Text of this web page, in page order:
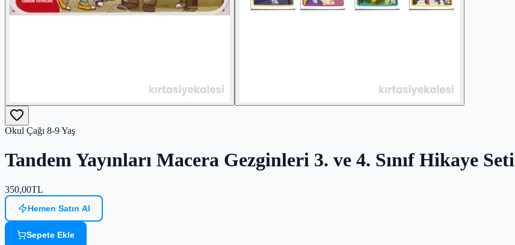
Okul Çağı 8-9 Yaş
Tandem Yayınları Macera Gezginleri 3. ve 4. Sınıf Hikaye Seti
350,00TL
Hemen Satın Al
Sepete Ekle